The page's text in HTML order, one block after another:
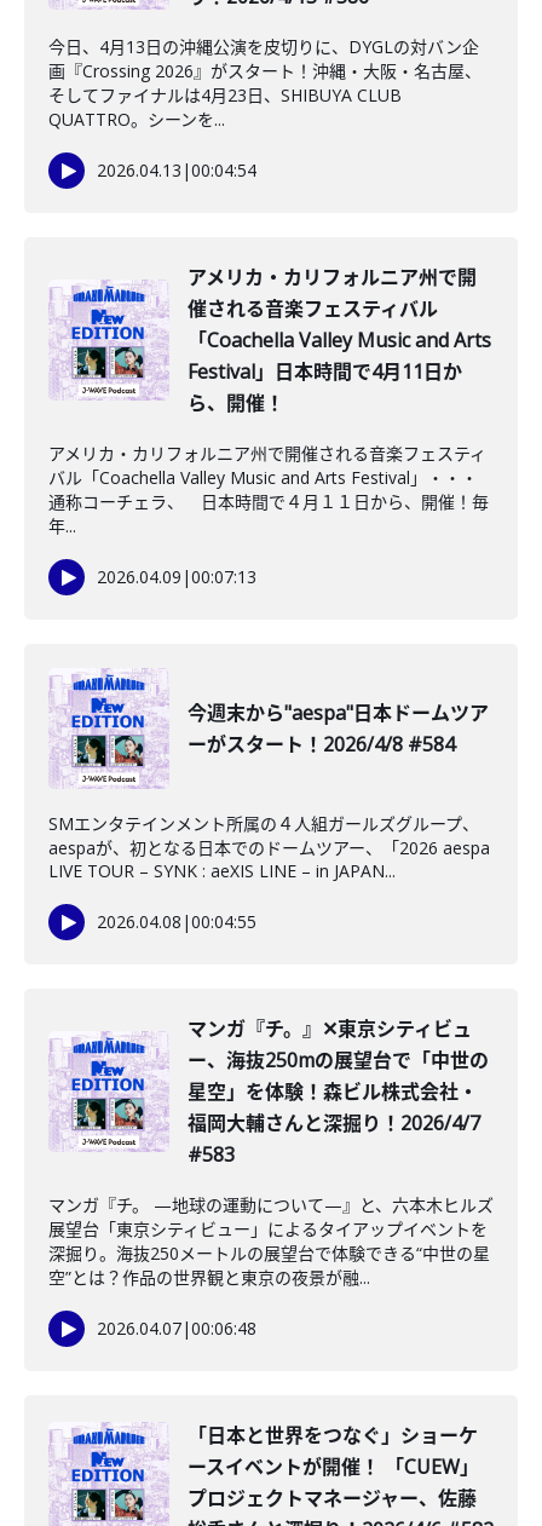
今日、4月13日の沖縄公演を皮切りに、DYGLの対バン企
画『Crossing 2026』がスタート！沖縄・大阪・名古屋、
そしてファイナルは4月23日、SHIBUYA CLUB
QUATTRO。シーンを...
2026.04.13 |00:04:54
アメリカ・カリフォルニア州で開
催される音楽フェスティバル
「Coachella Valley Music and Arts
Festival」日本時間で4月11日か
ら、開催！
アメリカ・カリフォルニア州で開催される音楽フェスティ
バル「Coachella Valley Music and Arts Festival」・・・
通称コーチェラ、 日本時間で４月１１日から、開催！毎
年...
2026.04.09 |00:07:13
今週末から"aespa"日本ドームツア
ーがスタート！2026/4/8 #584
SMエンタテインメント所属の４人組ガールズグループ、
aespaが、初となる日本でのドームツアー、「2026 aespa
LIVE TOUR – SYNK : aeXIS LINE – in JAPAN...
2026.04.08 |00:04:55
️マンガ『チ。』✕東京シティビュ
ー、海抜250mの展望台で「中世の
星空」を体験！森ビル株式会社・
福岡大輔さんと深掘り！2026/4/7
#583
マンガ『チ。 —地球の運動について—』と、六本木ヒルズ
展望台「東京シティビュー」によるタイアップイベントを
深掘り。海抜250メートルの展望台で体験できる“中世の星
空”とは？作品の世界観と東京の夜景が融...
2026.04.07|00:06:48
「日本と世界をつなぐ」ショーケ
ースイベントが開催！ 「CUEW」
プロジェクトマネージャー、佐藤